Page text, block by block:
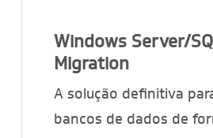
Windows Server/
Migration
A solução definitiva
bancos de dados de